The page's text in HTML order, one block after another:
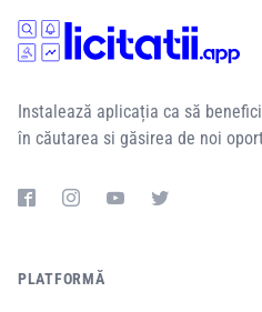
Instalează aplicația ca să
în căutarea si găsirea de noi
PLATFORMĂ